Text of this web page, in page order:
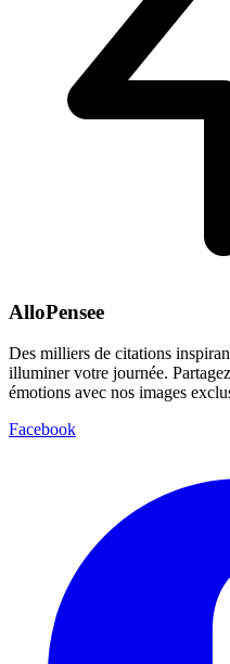
AlloPensee
Des milliers de citations
illuminer votre journée.
émotions avec nos images
Facebook